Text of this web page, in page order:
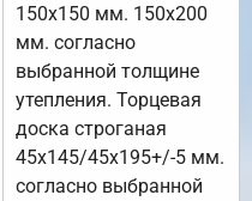
150х150 мм. 150х200
мм. согласно
выбранной толщине
утепления. Торцевая
доска строганая
45х145/45х195+/-5 мм.
согласно выбранной